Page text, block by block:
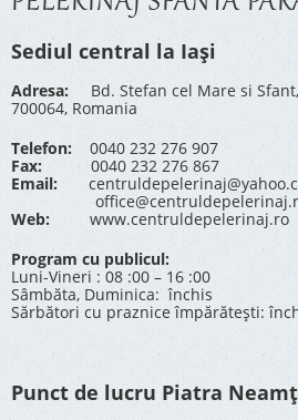
Sediul central la Iași
Adresa: Bd. Stefan cel Mare si
700064, Romania
Telefon: 0040 232 276 907
Fax: 0040 232 276 867
Email:
Web:
www.centruldepelerinaj.ro
Program cu publicul:
Luni-Vineri : 08 :00 – 16 :00
Sâmbăta, Duminica: închis
Sărbători cu praznice împărătești:
Punct de lucru Piatra Neamț